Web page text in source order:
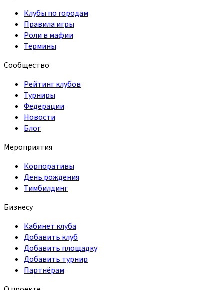
Клубы по городам
Правила игры
Роли в мафии
Термины
Сообщество
Рейтинг клубов
Турниры
Федерации
Новости
Блог
Мероприятия
Корпоративы
День рождения
Тимбилдинг
Бизнесу
Кабинет клуба
Добавить клуб
Добавить площадку
Добавить турнир
Партнёрам